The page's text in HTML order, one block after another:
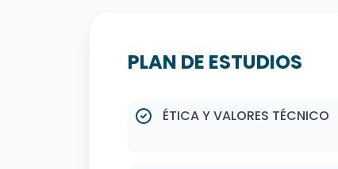
PLAN DE ESTUDIOS
ÉTICA Y VALORES TÉCNICO